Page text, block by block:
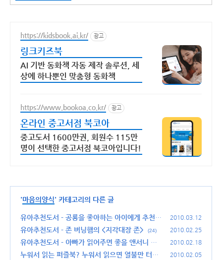
https://kidsbook.ai.kr/ 광고
링크키즈북
AI 기반 동화책 자동 제작 솔루션, 세
상에 하나뿐인 맞춤형 동화책
https://www.bookoa.co.kr/ 광고
온라인 중고서점 북코아
중고도서 1600만권, 회원수 115만
명이 선택한 중고서점 북코아입니다!
'마음의양식' 카테고리의 다른 글
유아추천도서 - 공룡을 좋아하는 아이에게 추천할
만한 책들
(10)
2010.03.12
유아추천도서 - 존 버닝햄의 <지각대장 존> (24) 2010.02.25
유아추천도서 - 아빠가 읽어주면 좋을 앤서니 브
라운의 고릴라
(14)
2010.02.18
누워서 읽는 퍼즐북? 누워서 읽으면 열불만 터지
2010.02.05